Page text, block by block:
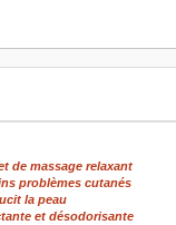
de massage relaxant
problèmes cutanés
la peau
et désodorisante